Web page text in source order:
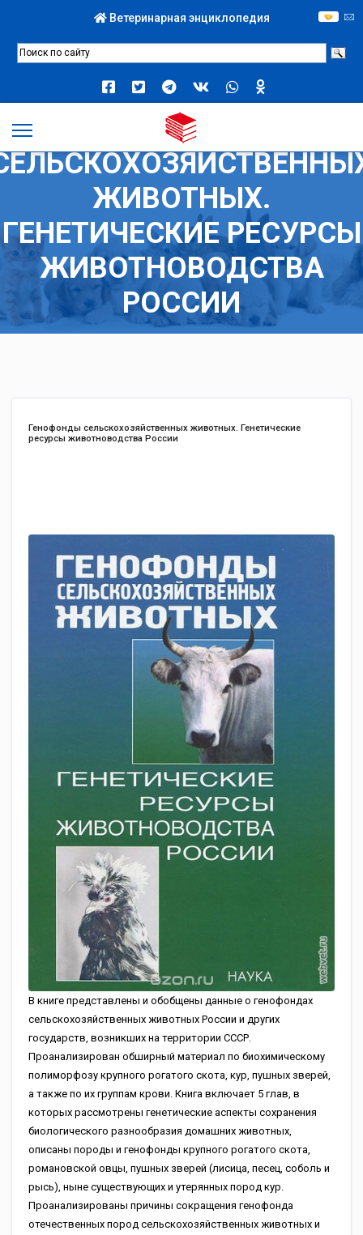
Ветеринарная энциклопедия
ГЕНОФОНДЫ
ЖИВОТНЫХ.
ГЕНЕТИЧЕСКИЕ РЕСУРСЫ
ЖИВОТНОВОДСТВА
РОССИИ
Генофонды сельскохозяйственных животных. Генетические
ресурсы животноводства России
В книге представлены и обобщены данные о генофондах
сельскохозяйственных животных России и других
государств, возникших на территории СССР.
Проанализирован обширный материал по биохимическому
полиморфозу крупного рогатого скота, кур, пушных зверей,
а также по их группам крови. Книга включает 5 глав, в
которых рассмотрены генетические аспекты сохранения
биологического разнообразия домашних животных,
описаны породы и генофонды крупного рогатого скота,
романовской овцы, пушных зверей (лисица, песец, соболь и
рысь), ныне существующих и утерянных пород кур.
Проанализированы причины сокращения генофонда
отечественных пород сельскохозяйственных животных и